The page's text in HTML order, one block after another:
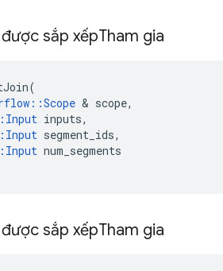
sắp xếpTham gia
(
::Scope & scope,
Input inputs,
Input segment_ids,
Input num_segments
sắp xếpTham gia